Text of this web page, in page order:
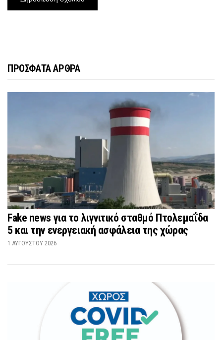
ΠΡΟΣΦΑΤΑ ΑΡΘΡΑ
Fake news για το λιγνιτικό σταθμό Πτολεμαΐδα
5 και την ενεργειακή ασφάλεια της χώρας
1 ΑΥΓΟΎΣΤΟΥ 2026